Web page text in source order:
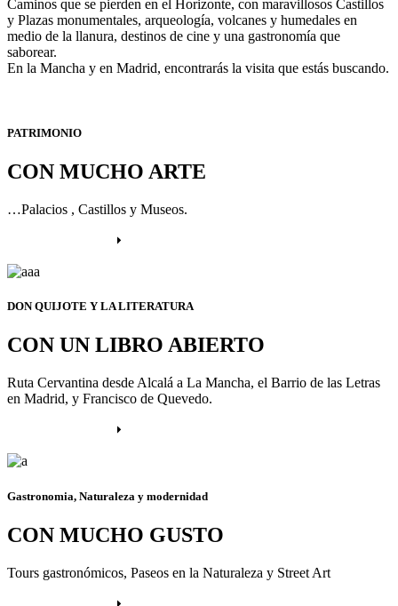
Caminos que se pierden en el Horizonte, con maravillosos Castillos
y Plazas monumentales, arqueología, volcanes y humedales en
medio de la llanura, destinos de cine y una gastronomía que
saborear.
En la Mancha y en Madrid, encontrarás la visita que estás buscando.
PATRIMONIO
CON MUCHO ARTE
…Palacios , Castillos y Museos.
DON QUIJOTE Y LA LITERATURA
CON UN LIBRO ABIERTO
Ruta Cervantina desde Alcalá a La Mancha, el Barrio de las Letras
en Madrid, y Francisco de Quevedo.
Gastronomia, Naturaleza y modernidad
CON MUCHO GUSTO
Tours gastronómicos, Paseos en la Naturaleza y Street Art